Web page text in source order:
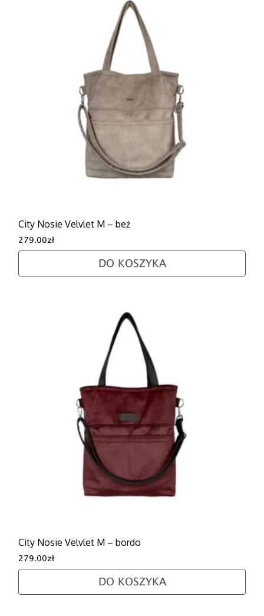
City Nosie Velvlet M – beż
279.00zł
DO KOSZYKA
City Nosie Velvlet M – bordo
279.00zł
DO KOSZYKA